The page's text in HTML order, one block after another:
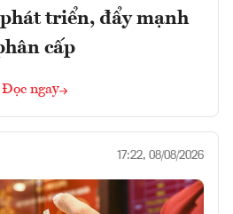
triển, đẩy mạnh
cấp
Đọc ngay
17:22, 08/08/2026